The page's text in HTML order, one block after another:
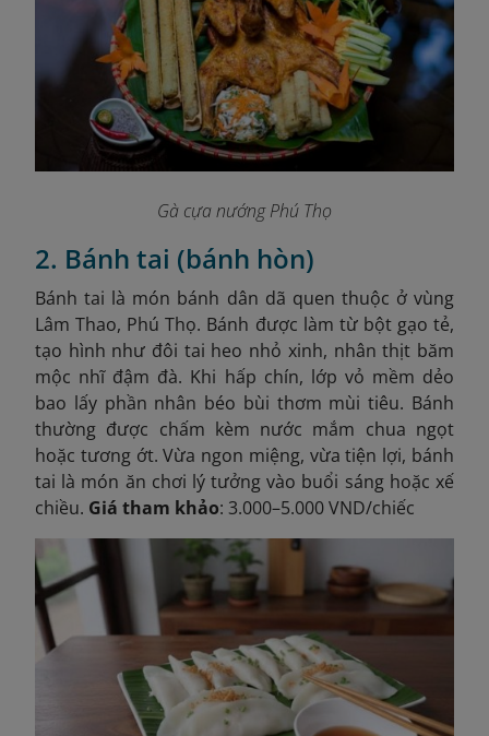
Gà cựa nướng Phú Thọ
2. Bánh tai (bánh hòn)
Bánh tai là món bánh dân dã quen thuộc ở vùng
Lâm Thao, Phú Thọ. Bánh được làm từ bột gạo tẻ,
tạo hình như đôi tai heo nhỏ xinh, nhân thịt băm
mộc nhĩ đậm đà. Khi hấp chín, lớp vỏ mềm dẻo
bao lấy phần nhân béo bùi thơm mùi tiêu. Bánh
thường được chấm kèm nước mắm chua ngọt
hoặc tương ớt. Vừa ngon miệng, vừa tiện lợi, bánh
tai là món ăn chơi lý tưởng vào buổi sáng hoặc xế
chiều. Giá tham khảo: 3.000–5.000 VND/chiếc